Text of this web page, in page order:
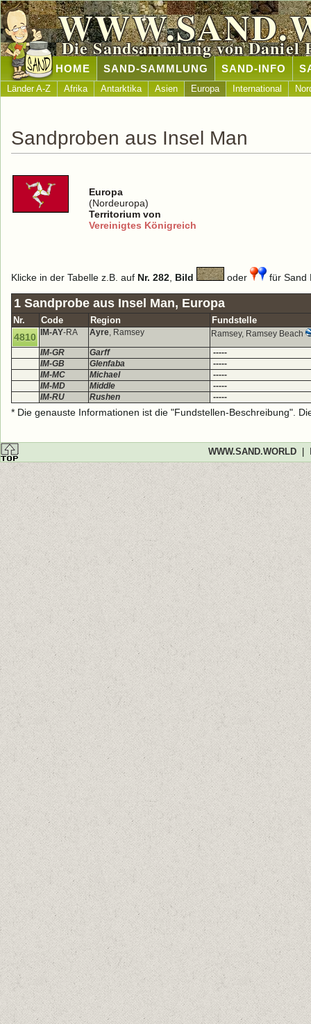
Die Sandsammlung von Daniel
HOME SAND-SAMMLUNG SAND-INFO
Länder A-Z Afrika Antarktika Asien Europa International
Sandproben aus Insel Man
Europa
(Nordeuropa)
Territorium von
Vereinigtes Königreich
Klicke in der Tabelle z.B. auf Nr. 282 Bild oder für Sand
1 Sandprobe aus Insel Man, Europa
Nr. Code Region Fundstelle
4810 IM-AY-RA Ayre, Ramsey
Ramsey, Ramsey Beach
IM-GR
Garff
-----
IM-GB
Glenfaba
-----
IM-MC
Michael
-----
IM-MD
Middle
-----
IM-RU
Rushen -----
* Die genauste Informationen ist die "Fundstellen-Beschreibung".
WWW.SAND.WORLD|